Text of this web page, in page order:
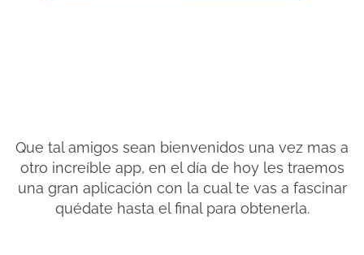
Que tal amigos sean bienvenidos una vez mas a
otro increíble app, en el día de hoy les traemos
una gran aplicación con la cual te vas a fascinar
quédate hasta el final para obtenerla.